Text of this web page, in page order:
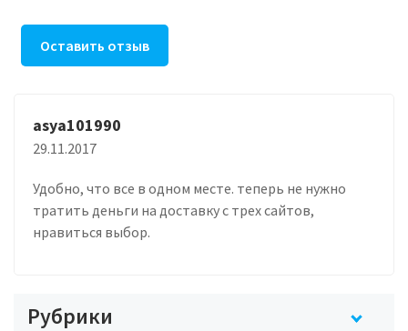
Оставить отзыв
asya101990
29.11.2017
Удобно, что все в одном месте. теперь не нужно
тратить деньги на доставку с трех сайтов,
нравиться выбор.
Рубрики